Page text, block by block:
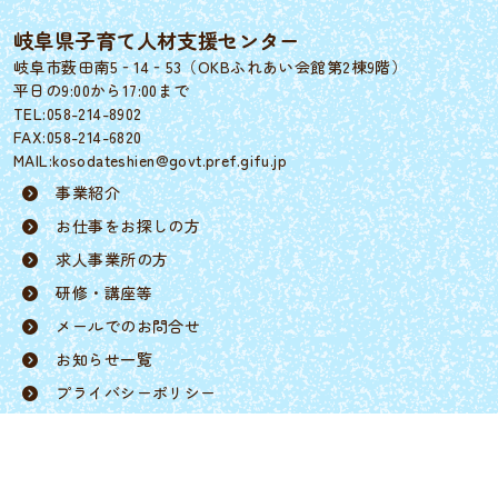
岐阜県子育て人材支援センター
岐阜市薮田南5‐14‐53（OKBふれあい会館第2棟9階）
平日の9:00から17:00まで
TEL:058-214-8902
FAX:058-214-6820
MAIL:kosodateshien@govt.pref.gifu.jp
事業紹介
お仕事をお探しの方
求人事業所の方
研修・講座等
メールでのお問合せ
お知らせ一覧
プライバシーポリシー